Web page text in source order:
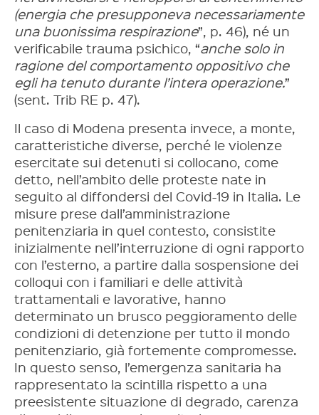
(energia che presupponeva necessariamente
una buonissima respirazione”, p. 46), né un
verificabile trauma psichico, “anche solo in
ragione del comportamento oppositivo che
egli ha tenuto durante l’intera operazione.”
(sent. Trib RE p. 47).
Il caso di Modena presenta invece, a monte,
caratteristiche diverse, perché le violenze
esercitate sui detenuti si collocano, come
detto, nell’ambito delle proteste nate in
seguito al diffondersi del Covid-19 in Italia. Le
misure prese dall’amministrazione
penitenziaria in quel contesto, consistite
inizialmente nell’interruzione di ogni rapporto
con l’esterno, a partire dalla sospensione dei
colloqui con i familiari e delle attività
trattamentali e lavorative, hanno
determinato un brusco peggioramento delle
condizioni di detenzione per tutto il mondo
penitenziario, già fortemente compromesse.
In questo senso, l’emergenza sanitaria ha
rappresentato la scintilla rispetto a una
preesistente situazione di degrado, carenza